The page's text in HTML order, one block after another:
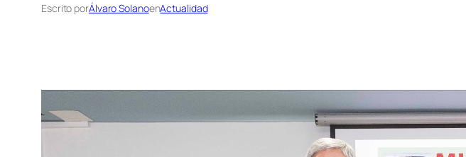
Escrito porÁlvaro SolanoenActualidad